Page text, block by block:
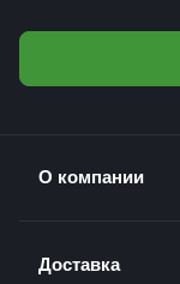
О компании
Доставка